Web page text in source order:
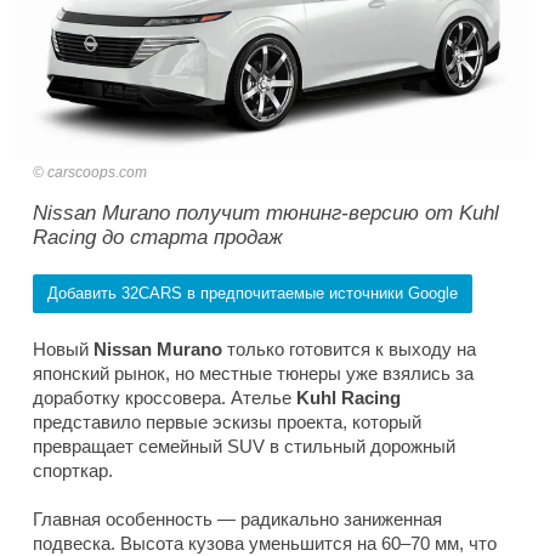
carscoops.com
Nissan Murano получит тюнинг-версию от Kuhl
Racing до старта продаж
Добавить 32CARS в предпочитаемые источники Google
Новый Nissan Murano только готовится к выходу на
японский рынок, но местные тюнеры уже взялись за
доработку кроссовера. Ателье Kuhl Racing
представило первые эскизы проекта, который
превращает семейный SUV в стильный дорожный
спорткар.
Главная особенность — радикально заниженная
подвеска. Высота кузова уменьшится на 60–70 мм, что